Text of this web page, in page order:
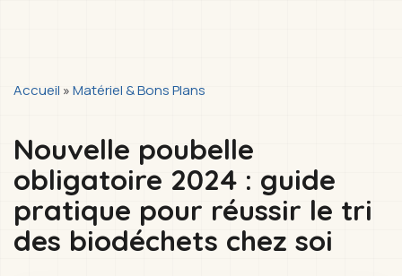
You
here
Accueil »Matériel & Bons Plans
Nouvelle poubelle
obligatoire 2024 : guide
pratique pour réussir le tri
des biodéchets chez soi